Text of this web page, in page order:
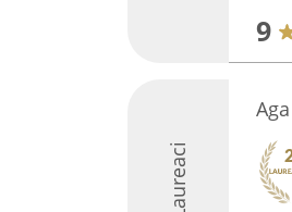
9
Laureaci